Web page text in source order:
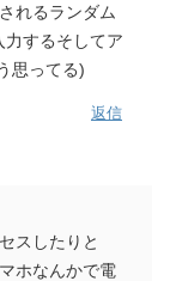
れるランダム
力するそしてア
思ってる)
返信
スしたりと
ホなんかで電